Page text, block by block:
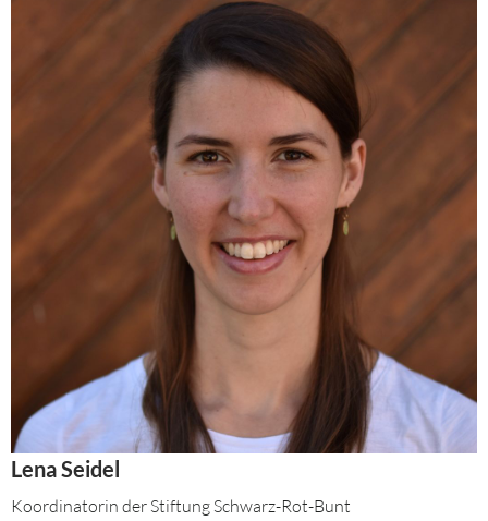
Lena Seidel
Koordinatorin der Stiftung Schwarz-Rot-Bunt